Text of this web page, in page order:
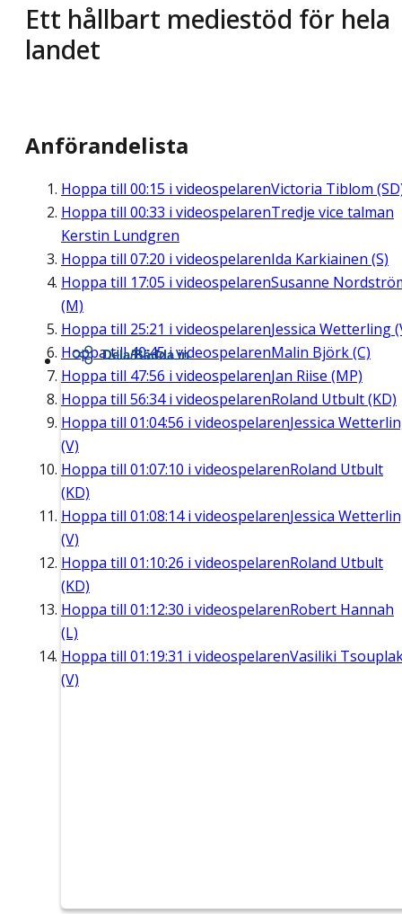
Ett hållbart mediestöd för hela
landet
Anförandelista
Hoppa till 00:15 i videospelarenVictoria Tiblom
Hoppa till 00:33 i videospelarenTredje vice talman
Kerstin Lundgren
Hoppa till 07:20 i videospelarenIda Karkiainen (S)
Hoppa till 17:05 i videospelarenSusanne
(M)
Hoppa till 25:21 i videospelarenJessica Wetterling
Hoppa till40:45i videospelarenMalin Björk (C)
Hoppa till 47:56 i videospelarenJan Riise (MP)
Hoppa till 56:34i videospelarenRoland Utbult (KD)
Hoppa till 01:04:56 i videospelarenJessica
(V)
Hoppa till 01:07:10 i videospelarenRoland Utbult
(KD)
Hoppa till 01:08:14i videospelarenJessica
(V)
Hoppa till 01:10:26 i videospelarenRoland Utbult
(KD)
Hoppa till 01:12:30 i videospelarenRobert Hannah
(L)
Hoppa till 01:19:31 i videospelarenVasiliki
(V)
Dela/Bädda in